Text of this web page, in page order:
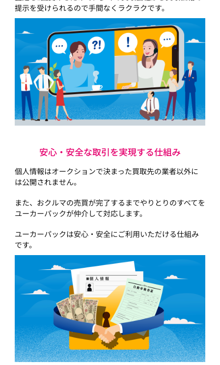
提示を受けられるので手間なくラクラクです。
安心・安全な取引を実現する仕組み
個人情報はオークションで決まった買取先の業者以外に
は公開されません。
また、おクルマの売買が完了するまでやりとりのすべてを
ユーカーパックが仲介して対応します。
ユーカーパックは安心・安全にご利用いただける仕組み
です。